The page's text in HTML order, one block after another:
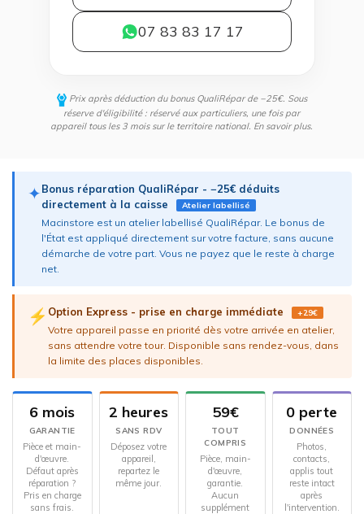
07 83 83 17 17
Prix après déduction du bonus QualiRépar de −25€. Sous
réserve d'éligibilité : réservé aux particuliers, une fois par
appareil tous les 3 mois sur le territoire national. En savoir plus.
✦Bonus réparation QualiRépar - −25€ déduits
directement à la caisse
Atelier labellisé
Macinstore est un atelier labellisé QualiRépar. Le bonus de
l'État est appliqué directement sur votre facture, sans aucune
démarche de votre part. Vous ne payez que le reste à charge
net.
⚡ Option Express - prise en charge immédiate +29€
Votre appareil passe en priorité dès votre arrivée en atelier,
sans attendre votre tour. Disponible sans rendez-vous, dans
la limite des places disponibles.
6 mois
GARANTIE
Pièce et main-
d'œuvre.
Défaut après
réparation ?
Pris en charge
sans frais.
2 heures
SANS RDV
Déposez votre
appareil,
repartez le
même jour.
59€
TOUT
COMPRIS
Pièce, main-
d'œuvre,
garantie.
Aucun
supplément
0 perte
DONNÉES
Photos,
contacts,
applis tout
reste intact
après
l'intervention.